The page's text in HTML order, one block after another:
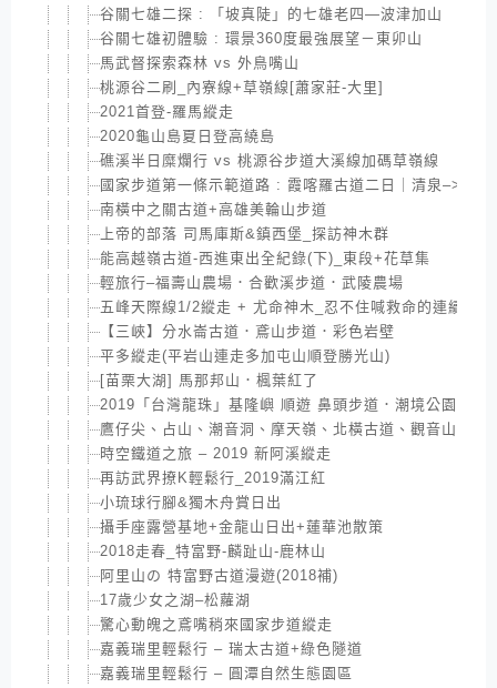
谷關七雄二探 : 「坡真陡」的七雄老四—波津加山
谷關七雄初體驗 : 環景360度最強展望－東卯山
馬武督探索森林 vs 外鳥嘴山
桃源谷二刷_內寮線+草嶺線[蕭家莊-大里]
2021首登-羅馬縱走
2020龜山島夏日登高繞島
礁溪半日糜爛行 vs 桃源谷步道大溪線加碼草嶺線
國家步道第一條示範道路 : 霞喀羅古道二日｜清泉–>養
南橫中之關古道+高雄美輪山步道
上帝的部落 司馬庫斯&鎮西堡_探訪神木群
能高越嶺古道-西進東出全紀錄(下)_東段+花草集
輕旅行–福壽山農場．合歡溪步道．武陵農場
五峰天際線1/2縱走 + 尤命神木_忍不住喊救命的連續陡下
【三峽】分水崙古道．鳶山步道．彩色岩壁
平多縱走(平岩山連走多加屯山順登勝光山)
[苗栗大湖] 馬那邦山．楓葉紅了
2019「台灣龍珠」基隆嶼 順遊 鼻頭步道．潮境公園．
鷹仔尖、占山、潮音洞、摩天嶺、北橫古道、觀音山8型
時空鐵道之旅 – 2019 新阿溪縱走
再訪武界撩K輕鬆行_2019滿江紅
小琉球行腳&獨木舟賞日出
攝手座露營基地+金龍山日出+蓮華池散策
2018走春_特富野-麟趾山-鹿林山
阿里山の 特富野古道漫遊(2018補)
17歲少女之湖–松蘿湖
驚心動魄之鳶嘴稍來國家步道縱走
嘉義瑞里輕鬆行 – 瑞太古道+綠色隧道
嘉義瑞里輕鬆行 – 圓潭自然生態園區